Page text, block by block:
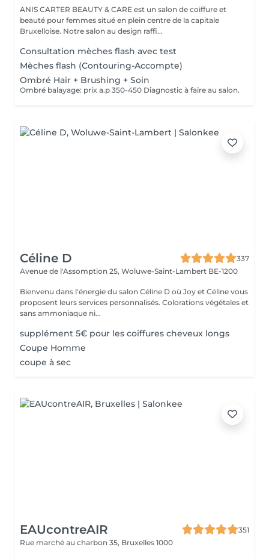
ANIS CARTER BEAUTY & CARE est un salon de coiffure et
beauté pour femmes situé en plein centre de la capitale
Bruxelloise. Notre salon au design raffi...
Consultation mèches flash avec test
Mèches flash (Contouring-Accompte)
Ombré Hair + Brushing + Soin
Ombré balayage: prix a.p 350-450 Diagnostic à faire au salon.
Céline D
337
Avenue de l'Assomption 25, Woluwe-Saint-Lambert BE-1200
Bienvenu dans l'énergie du salon Céline D où Joy et Céline vous
proposent leurs services personnalisés. Colorations végétales et
sans ammoniaque ni...
supplément 5€ pour les coiffures cheveux longs
Coupe Homme
coupe à sec
EAUcontreAIR
351
Rue marché au charbon 35, Bruxelles 1000